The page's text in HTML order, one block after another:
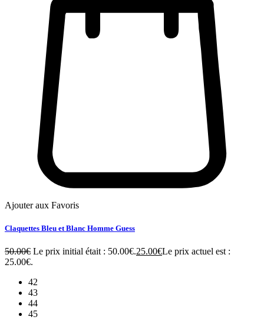
Ajouter aux Favoris
Claquettes Bleu et Blanc Homme Guess
50.00€ Le prix initial était : 50.00€.25.00€Le prix actuel est :
25.00€.
42
43
44
45